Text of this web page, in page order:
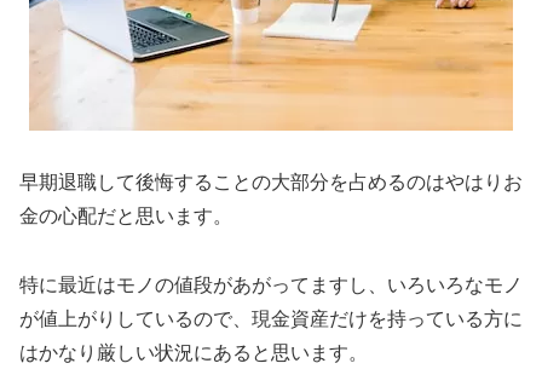
早期退職して後悔することの大部分を占めるのはやはりお
金の心配だと思います。
特に最近はモノの値段があがってますし、いろいろなモノ
が値上がりしているので、現金資産だけを持っている方に
はかなり厳しい状況にあると思います。